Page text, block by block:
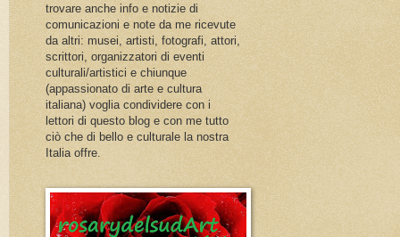
trovare anche info e notizie di
comunicazioni e note da me ricevute
da altri: musei, artisti, fotografi, attori,
scrittori, organizzatori di eventi
culturali/artistici e chiunque
(appassionato di arte e cultura
italiana) voglia condividere con i
lettori di questo blog e con me tutto
ciò che di bello e culturale la nostra
Italia offre.